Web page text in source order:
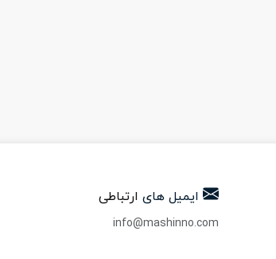
ایمیل های ارتباطی
info@mashinno.com